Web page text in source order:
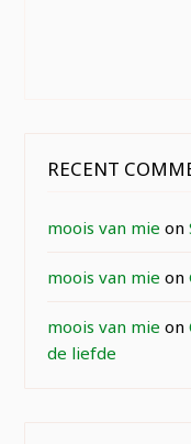
RECENT
moois van mie on
moois van mie on
moois van mie on
de liefde